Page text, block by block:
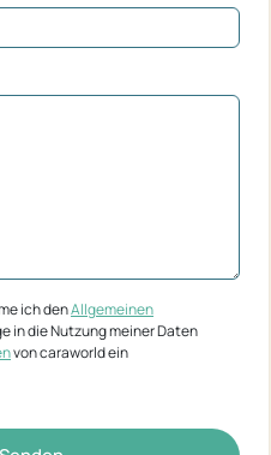
ich denAllgemeinen
in die Nutzung meiner Daten
von caraworld ein